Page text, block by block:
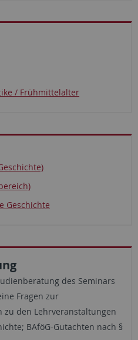
/ Frühmittelalter
Geschichte
des Seminars
Fragen zur
zu den Lehrveranstaltungen
BAföG-Gutachten nach §